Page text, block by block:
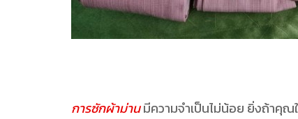
การซักผ้าม่านมีความจำเป็นไม่น้อย ยิ่งถ้าคุณ